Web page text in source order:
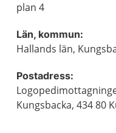
plan 4
Län, kommun:
Hallands län,
Postadress:
Kungsbacka, 434 80